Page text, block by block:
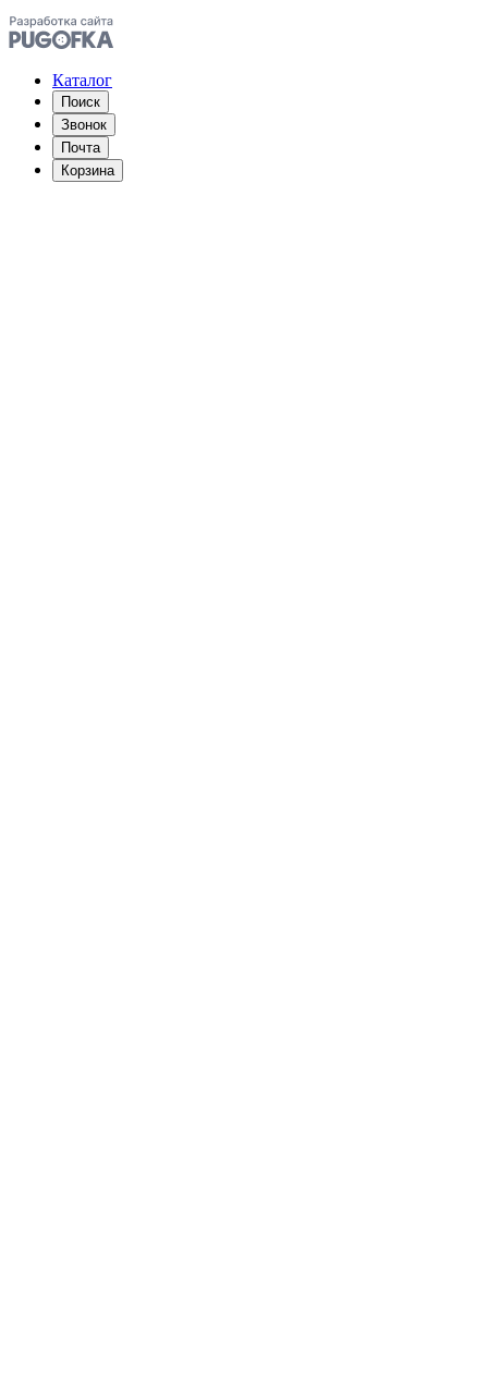
Каталог
Поиск
Звонок
Почта
Корзина